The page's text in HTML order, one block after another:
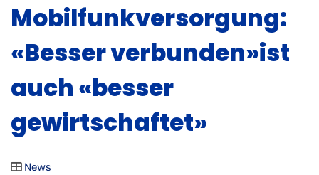
Mobilfunkversorgung:
«Besser verbunden»ist
auch «besser
gewirtschaftet»
News